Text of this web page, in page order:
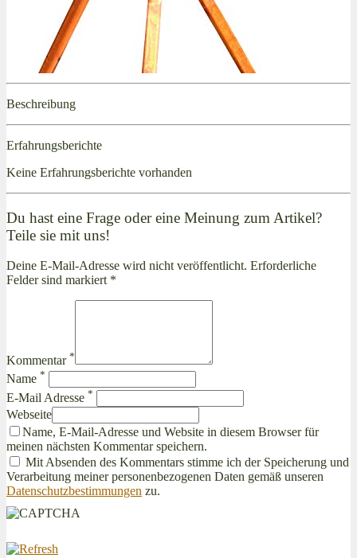
Beschreibung
Erfahrungsberichte
Keine Erfahrungsberichte vorhanden
Du hast eine Frage oder eine Meinung zum Artikel?
Teile sie mit uns!
Deine E-Mail-Adresse wird nicht veröffentlicht. Erforderliche
Felder sind markiert *
Kommentar *
Name *
E-Mail Adresse *
Webseite
Name, E-Mail-Adresse und Website in diesem Browser für
meinen nächsten Kommentar speichern.
Mit Absenden des Kommentars stimme ich der Speicherung und
Verarbeitung meiner personenbezogenen Daten gemäß unseren
Datenschutzbestimmungen zu.